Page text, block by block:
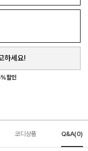
하세요!
할인
코디상품 Q&A(0)